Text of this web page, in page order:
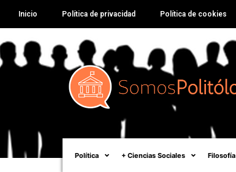
Inicio Política de privacidad Política de cookies
Política + Ciencias Sociales Filosofía